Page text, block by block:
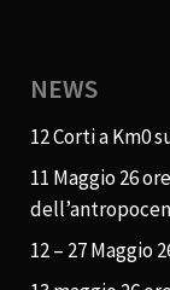
NEWS
12 Corti a Km0
11 Maggio 26
12 – 27 Maggio